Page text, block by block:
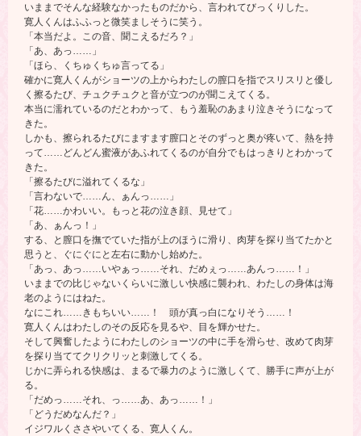
いままでそんな経験なかったものだから、言われてびっくりした。
寛人くんはふふっと微笑ましそうに笑う。
「本当だよ。この音、聞こえるだろ？」
「あ、あっ……」
「ほら、くちゅくちゅ言ってる」
確かに寛人くんがショーツの上からわたしの膣口を指でスリスリと優し
く擦るたび、チュクチュクと音が立つのが聞こえてくる。
本当に濡れているのだとわかって、もう羞恥のあまり泣きそうになって
きた。
しかも、擦られるたびにますます膣口とそのずっと奥が疼いて、熱を持
って……どんどん蜜液があふれてくるのが自分でもはっきりとわかって
きた。
「擦るたびに溢れてくるな」
「言わないで……ん、ぁんっ……」
「花……かわいい。もっと花の泣き顔、見せて」
「あ、ぁんっ！」
する、と膣口を撫でていた指が上のほうに滑り、肉芽を探り当てたかと
思うと、ぐにぐにと左右に動かし始めた。
「あっ、あっ……いやぁっ……それ、だめぇっ……あんっ……！」
いままでの比じゃないくらいに激しい快感に襲われ、わたしの身体は海
老のようにはねた。
なにこれ……きもちいい……！ 頭が真っ白になりそう……！
寛人くんはわたしのその反応を見るや、目を輝かせた。
そして興奮したようにわたしのショーツの中に手を滑らせ、改めて肉芽
を探り当ててクリクリッと刺激してくる。
じかに弄られる快感は、まるで暴力のように激しくて、勝手に声が上が
る。
「だめっ……それ、っ……あ、あっ……！」
「どうだめなんだ？」
イジワルくささやいてくる、寛人くん。